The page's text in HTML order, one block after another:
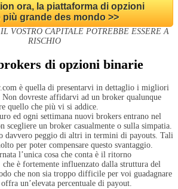
ora, la piattaforma di opzioni
più grande des mondo >>
VOSTRO CAPITALE POTREBBE ESSERE A
RISCHIO
di opzioni binarie
è quella di presentarvi in dettaglio i migliori
dovreste affidarvi ad un broker qualunque
quello che più vi si addice.
ed ogni settimana nuovi brokers entrano nel
scegliere un broker casualmente o sulla simpatia.
davvero peggio di altri in termini di payouts. Tali
per poter compensare questo svantaggio.
l’unica cosa che conta è il ritorno
è fortemente influenzato dalla struttura del
che non sia troppo difficile per voi guadagnare
un’elevata percentuale di payout.